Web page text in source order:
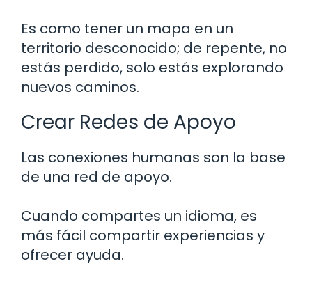
Es como tener un mapa en un
territorio desconocido; de repente, no
estás perdido, solo estás explorando
nuevos caminos.
Crear Redes de Apoyo
Las conexiones humanas son la base
de una red de apoyo.
Cuando compartes un idioma, es
más fácil compartir experiencias y
ofrecer ayuda.